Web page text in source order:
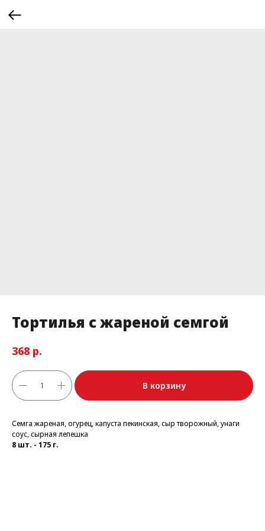
Тортилья с жареной семгой
368 р.
В корзину
Семга жареная, огурец, капуста пекинская, сыр творожный, унаги
соус, сырная лепешка
8 шт. - 175 г.